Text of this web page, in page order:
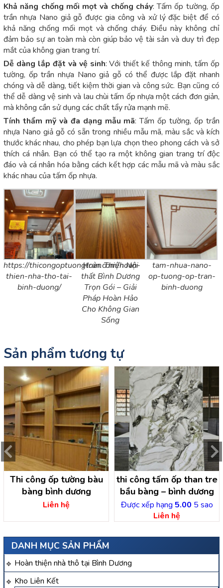
DANH MỤC SẢN PHẨM
Hoàn thiện nhà thô tại Bình Dương
Kho Liên Kết
Khả năng chống mối mọt và chống cháy: Tấm ốp tường, ốp
trần nhựa Nano giả gỗ được gia công và xử lý đặc biệt để có
khả năng chống mối mọt và chống cháy. Điều này không chỉ
đảm bảo sự an toàn mà còn giúp bảo vệ tài sản và duy trì đẹp
mắt của không gian trang trí.
Dễ dàng lắp đặt và vệ sinh: Với thiết kế thông minh, tấm ốp
tường, ốp trần nhựa Nano giả gỗ có thể được lắp đặt nhanh
chóng và dễ dàng, tiết kiệm thời gian và công sức. Bạn cũng có
thể dễ dàng vệ sinh và lau chùi tấm ốp nhựa một cách đơn giản,
mà không cần sử dụng các chất tẩy rửa mạnh mẽ.
Tính thẩm mỹ và đa dạng mẫu mã: Tấm ốp tường, ốp trần
nhựa Nano giả gỗ có sẵn trong nhiều mẫu mã, màu sắc và kích
thước khác nhau, cho phép bạn lựa chọn theo phong cách và sở
thích cá nhân. Bạn có thể tạo ra một không gian trang trí độc
đáo và cá nhân hóa bằng cách kết hợp các mẫu mã và màu sắc
khác nhau của tấm ốp nhựa.
https://thicongoptuongtran.com/hoan-
thien-nha-tho-tai-
binh-duong/
Hoàn Thiện Nội
thất Bình Dương
Trọn Gói – Giải
Pháp Hoàn Hảo
Cho Không Gian
Sống
tam-nhua-nano-
op-tuong-op-tran-
binh-duong
Sản phẩm tương tự
Thi công ốp tường bàu
bàng bình dương
Liên hệ
thi công tấm ốp than tre
bầu bàng – bình dương
Được xếp hạng 5.00 5 sao
Liên hệ